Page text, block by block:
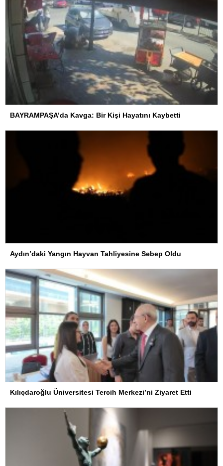
BAYRAMPAŞA’da Kavga: Bir Kişi Hayatını Kaybetti
Aydın’daki Yangın Hayvan Tahliyesine Sebep Oldu
Kılıçdaroğlu Üniversitesi Tercih Merkezi’ni Ziyaret Etti